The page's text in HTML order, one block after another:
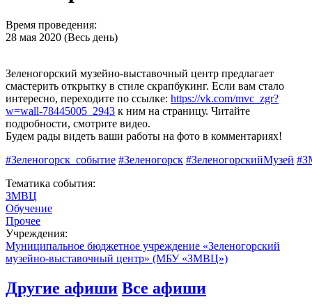
Время проведения:
28 мая 2020 (Весь день)
Зеленогорский музейно-выставочный центр предлагает
смастерить открытку в стиле скрапбукинг. Если вам стало
интересно, переходите по ссылке: https://vk.com/mvc_zgr?
w=wall-78445005_2943 к ним на страницу. Читайте
подробности, смотрите видео.
Будем рады видеть ваши работы на фото в комментариях!
#Зеленогорск_событие #Зеленогорск #ЗеленогорскийМузей
Тематика события:
ЗМВЦ
Обучение
Прочее
Учреждения:
Муниципальное бюджетное учреждение «Зеленогорский
музейно-выставочный центр» (МБУ «ЗМВЦ»)
Другие афиши Все афиши